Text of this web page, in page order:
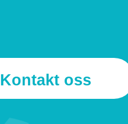
Kontakt oss